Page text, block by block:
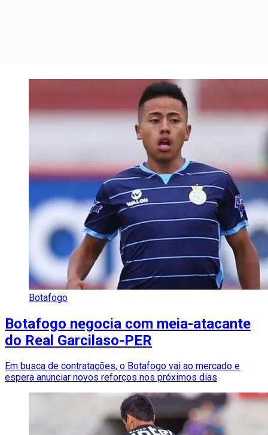
Botafogo
Botafogo negocia com meia-atacante
do Real Garcilaso-PER
Em busca de contratações, o Botafogo vai ao mercado e
espera anunciar novos reforços nos próximos dias